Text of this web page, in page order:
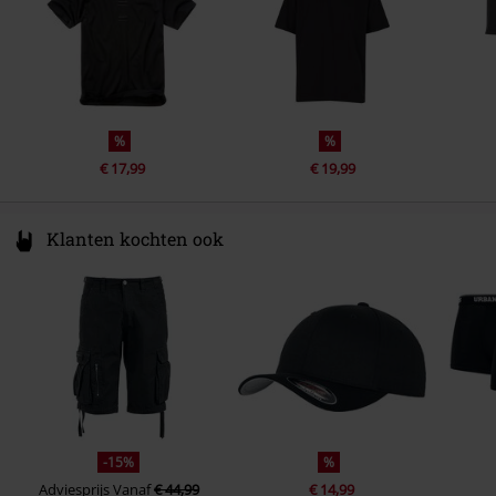
%
€ 17,99
%
€ 19,99
Klanten kochten ook
-15%
AdviesprijsVanaf€ 44,99
%
€ 14,99